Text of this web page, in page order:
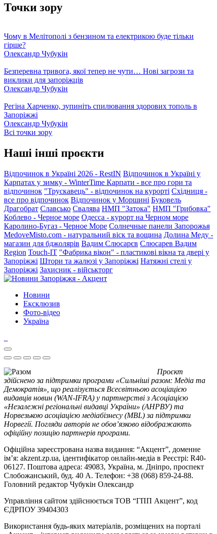
Точки зору
Чому в Мелітополі з бензином та електрикою буде тільки
гірше?
Олександр Чубукін
Безперевна тривога, якої тепер не чути… Нові загрози та
виклики для запоріжців
Олександр Чубукін
Регіна Харченко, зупиніть спилювання здорових тополь в
Запоріжжі
Олександр Чубукін
Всі точки зору
Наші інші проєкти
Відпочинок в Україні 2026 - RestIN Відпочинок в Україні у
Карпатах у зимку - WinterTime Карпати - все про гори та
відпочинок "Трускавець" - відпочинок на курорті Східниця -
все про відпочинок Відпочинок у Моршині Буковель
Драгобрат Славсько Свалява НМП "Затока" НМП "Грибовка"
Коблево - Черное море Одесса - курорт на Черном море
Каролино-Бугаз - Черное Море Солнечные панели Запорожья
MedoveMisto.com - натуральний віск та вощина Долина Меду -
магазин для бджолярів Вадим Слюсарєв Слюсарев Вадим
Region Touch-IT "Фабрика вікон" - пластикові вікна та двері у
Запоріжжі Штори та жалюзі у Запоріжжі Натяжні стелі у
Запоріжжі Захисник - військторг
Новини
Ексклюзив
Фото-відео
Україна
Проєкт
здійснено за підтримки програми «Сильніші разом: Медіа та
Демократія», що реалізується Всесвітньою асоціацією
видавців новин (WAN-IFRA) у партнерстві з Асоціацією
«Незалежні регіональні видавці України» (АНРВУ) та
Норвезькою асоціацією медіабізнесу (MBL) за підтримки
Норвегії. Погляди авторів не обов’язково відображають
офіційну позицію партнерів програми.
Офіційна зареєстрована назва видання: “Акцент”, доменне
ім’я: akzent.zp.ua, ідентифікатор онлайн-медіа в Реєстрі: R40-
06127. Поштова адреса: 49083, Україна, м. Дніпро, проспект
Слобожанський, буд. 40 А. Телефон: +38 (068) 859-24-88.
Головний редактор Чубукін Олександр
Управління сайтом здійснюється ТОВ “ГПП Акцент”, код
ЄДРПОУ 39404303
Використання будь-яких матеріалів, розміщених на порталі